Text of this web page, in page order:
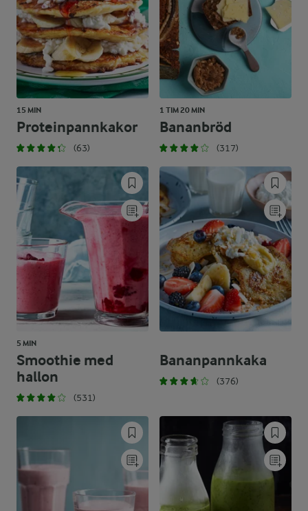
15 MIN
Proteinpannkakor
(63)
1 TIM 20 MIN
Bananbröd
(317)
5 MIN
Smoothie med
hallon
(531)
Bananpannkaka
(376)